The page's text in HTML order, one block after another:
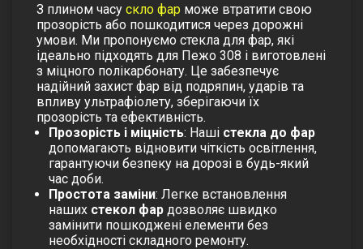
З плином часу скло фар може втратити свою
прозорість або пошкодитися через дорожні
умови. Ми пропонуємо стекла для фар, які
ідеально підходять для Пежо 308 і виготовлені
з міцного полікарбонату. Це забезпечує
надійний захист фар від подряпин, ударів та
впливу ультрафіолету, зберігаючи їх
прозорість та ефективність.
Прозорість і міцність: Наші стекла до фар
допомагають відновити чіткість освітлення,
гарантуючи безпеку на дорозі в будь-який
час доби.
Простота заміни: Легке встановлення
наших стекол фар дозволяє швидко
замінити пошкоджені елементи без
необхідності складного ремонту.